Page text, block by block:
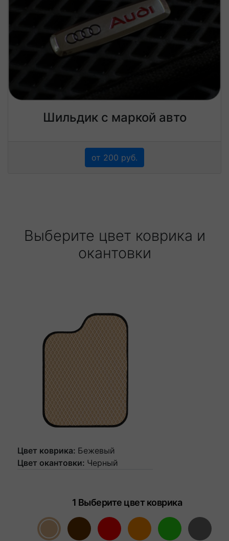
Шильдик с маркой авто
от 200 руб.
Выберите цвет коврика и
окантовки
Цвет коврика: Бежевый
Цвет окантовки: Черный
1 Выберите цвет коврика